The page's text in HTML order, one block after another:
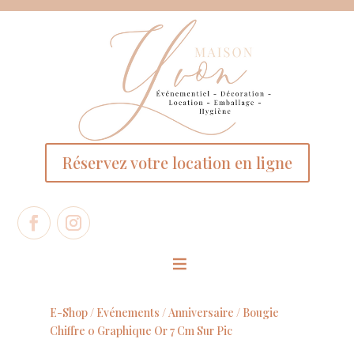
Réservez votre location en ligne
E-Shop / Evénements /Anniversaire / Bougie
Chiffre 0 Graphique Or 7 Cm Sur Pic
Panneau de gestion des cookies